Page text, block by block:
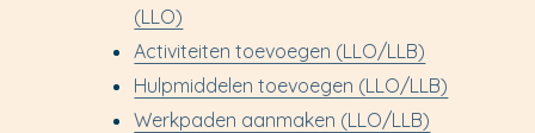
(LLO)
Activiteiten toevoegen (LLO/LLB)
Hulpmiddelen toevoegen (LLO/LLB)
Werkpaden aanmaken (LLO/LLB)